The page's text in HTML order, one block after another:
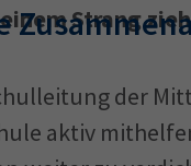
Strang
der
aktiv